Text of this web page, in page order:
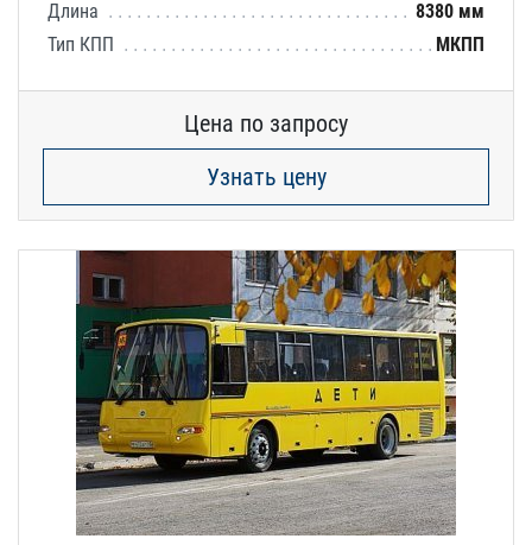
Длина
8380 мм
Тип КПП
МКПП
Цена по запросу
Узнать цену